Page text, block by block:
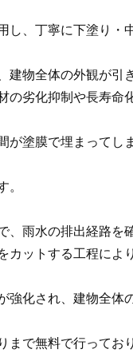
し、丁寧に下塗り
物全体の外観が引
劣化抑制や長寿命
が塗膜で埋まって
。
雨水の排出経路を
ットする工程に
化され、建物全体
で無料で行ってお